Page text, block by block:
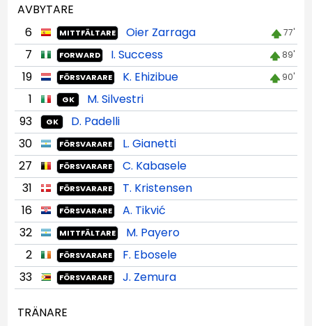
AVBYTARE
6
MITTFÄLTARE Oier Zarraga 77'
7 FORWARD I. Success 89'
19 FÖRSVARARE K. Ehizibue 90'
1 GK
M. Silvestri
93
GK
D. Padelli
30
FÖRSVARARE
L. Gianetti
27
FÖRSVARARE
C. Kabasele
31
FÖRSVARARE
T. Kristensen
16
FÖRSVARARE
A. Tikvić
32
MITTFÄLTARE
M. Payero
2
FÖRSVARARE
F. Ebosele
33
FÖRSVARARE J. Zemura
TRÄNARE